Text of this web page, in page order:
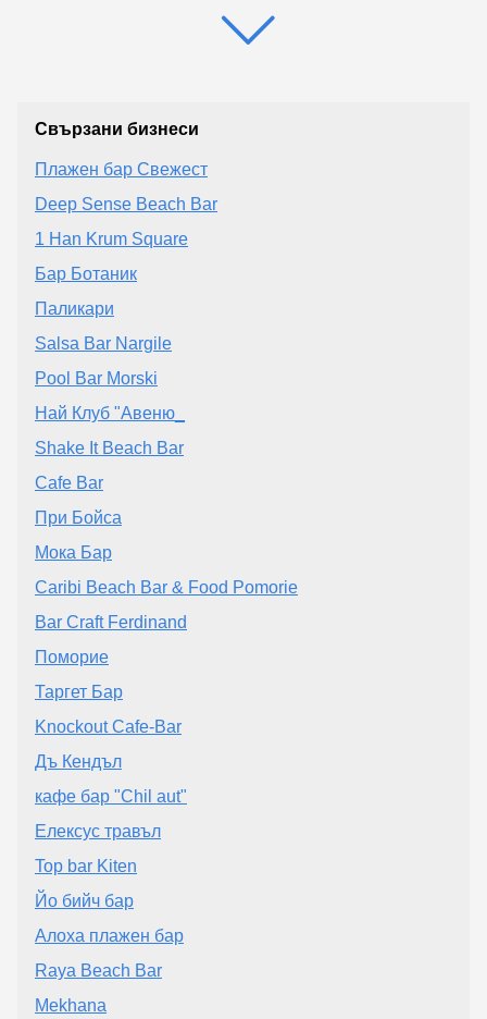
Свързани бизнеси
Плажен бар Свежест
Deep Sense Beach Bar
1 Han Krum Square
Бар Ботаник
Паликари
Salsa Bar Nargile
Pool Bar Morski
Най Клуб "Авеню_
Shake It Beach Bar
Cafe Bar
При Бойса
Мока Бар
Caribi Beach Bar & Food Pomorie
Bar Craft Ferdinand
Поморие
Таргет Бар
Knockout Cafe-Bar
Дъ Кендъл
кафе бар "Chil aut"
Елексус травъл
Top bar Kiten
Йо бийч бар
Алоха плажен бар
Raya Beach Bar
Mekhana